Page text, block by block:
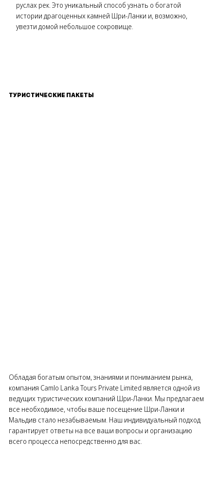
руслах рек. Это уникальный способ узнать о богатой
истории драгоценных камней Шри-Ланки и, возможно,
увезти домой небольшое сокровище.
ТУРИСТИЧЕСКИЕ ПАКЕТЫ
Обладая богатым опытом, знаниями и пониманием рынка,
компания Camlo Lanka Tours Private Limited является одной из
ведущих туристических компаний Шри-Ланки. Мы предлагаем
все необходимое, чтобы ваше посещение Шри-Ланки и
Мальдив стало незабываемым. Наш индивидуальный подход
гарантирует ответы на все ваши вопросы и организацию
всего процесса непосредственно для вас.